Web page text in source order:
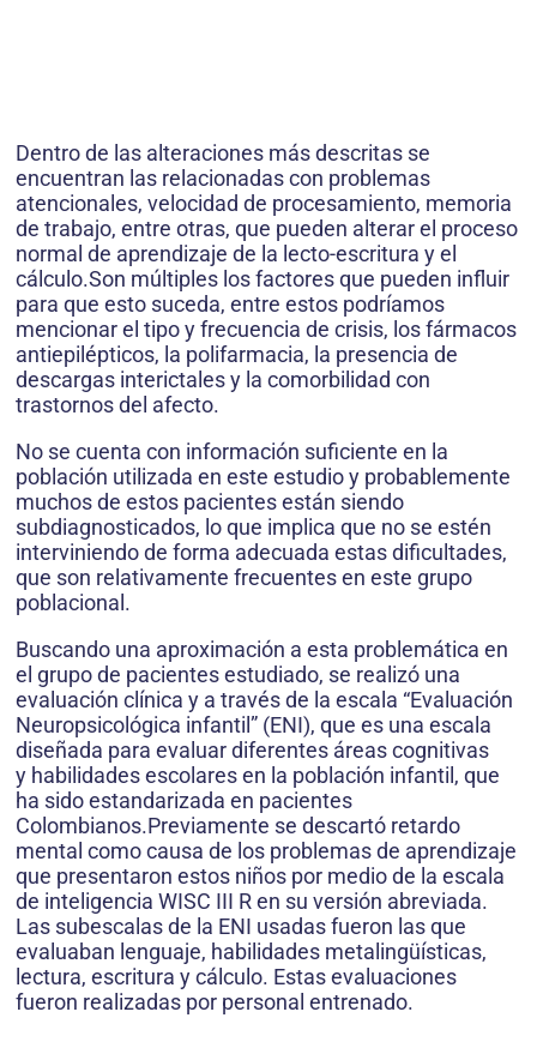
Dentro de las alteraciones más descritas se
encuentran las relacionadas con problemas
atencionales, velocidad de procesamiento, memoria
de trabajo, entre otras, que pueden alterar el proceso
normal de aprendizaje de la lecto-escritura y el
cálculo.Son múltiples los factores que pueden influir
para que esto suceda, entre estos podríamos
mencionar el tipo y frecuencia de crisis, los fármacos
antiepilépticos, la polifarmacia, la presencia de
descargas interictales y la comorbilidad con
trastornos del afecto.
No se cuenta con información suficiente en la
población utilizada en este estudio y probablemente
muchos de estos pacientes están siendo
subdiagnosticados, lo que implica que no se estén
interviniendo de forma adecuada estas dificultades,
que son relativamente frecuentes en este grupo
poblacional.
Buscando una aproximación a esta problemática en
el grupo de pacientes estudiado, se realizó una
evaluación clínica y a través de la escala “Evaluación
Neuropsicológica infantil” (ENI), que es una escala
diseñada para evaluar diferentes áreas cognitivas
y habilidades escolares en la población infantil, que
ha sido estandarizada en pacientes
Colombianos.Previamente se descartó retardo
mental como causa de los problemas de aprendizaje
que presentaron estos niños por medio de la escala
de inteligencia WISC III R en su versión abreviada.
Las subescalas de la ENI usadas fueron las que
evaluaban lenguaje, habilidades metalingüísticas,
lectura, escritura y cálculo. Estas evaluaciones
fueron realizadas por personal entrenado.